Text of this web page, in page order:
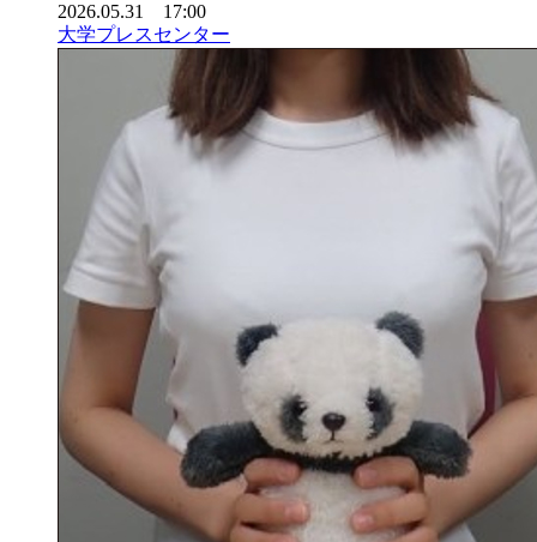
2026.05.31 17:00
大学プレスセンター